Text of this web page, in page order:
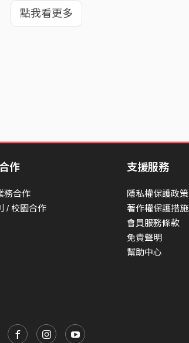
點我看更多
作
務合作
/ 校園合作
支援服務
隱私權保護政策
著作權保護措施
會員服務條款
免責聲明
幫助中心